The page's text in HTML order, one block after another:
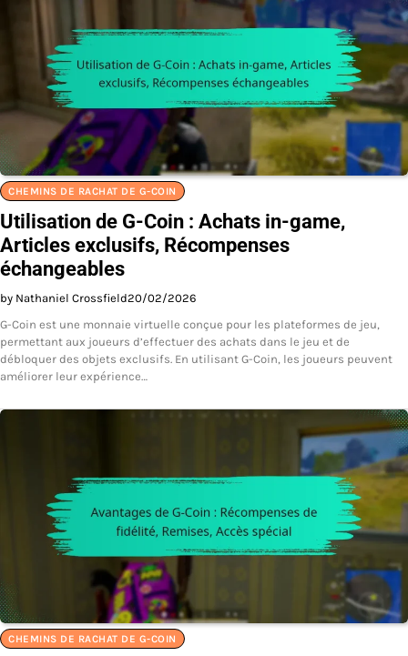
CHEMINS DE RACHAT DE G-COIN
Utilisation de G-Coin : Achats in-game,
Articles exclusifs, Récompenses
échangeables
by Nathaniel Crossfield20/02/2026
G-Coin est une monnaie virtuelle conçue pour les plateformes de jeu,
permettant aux joueurs d’effectuer des achats dans le jeu et de
débloquer des objets exclusifs. En utilisant G-Coin, les joueurs peuvent
améliorer leur expérience…
CHEMINS DE RACHAT DE G-COIN